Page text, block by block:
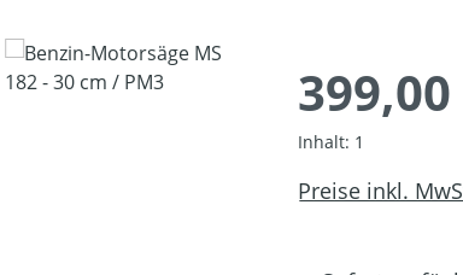
Inhalt: 1
Preise inkl.